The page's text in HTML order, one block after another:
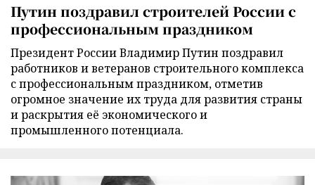
Путин поздравил строителей России с
профессиональным праздником
Президент России Владимир Путин поздравил
работников и ветеранов строительного комплекса
с профессиональным праздником, отметив
огромное значение их труда для развития страны
и раскрытия её экономического и
промышленного потенциала.